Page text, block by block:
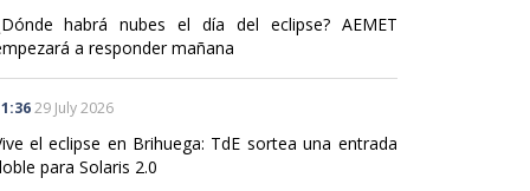
habrá nubes el día del eclipse? AEMET
a responder mañana
29 July 2026
el eclipse en Brihuega: TdE sortea una entrada
para Solaris 2.0